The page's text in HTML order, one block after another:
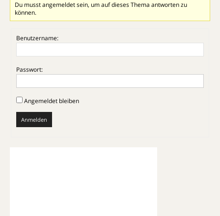
Du musst angemeldet sein, um auf dieses Thema antworten zu
können.
Benutzername:
Passwort:
Angemeldet bleiben
Anmelden